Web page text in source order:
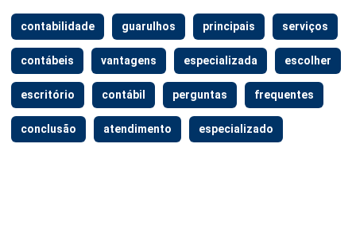
contabilidade guarulhos principais serviços
contábeis vantagens especializada escolher
escritório contábil perguntas frequentes
conclusão atendimento especializado